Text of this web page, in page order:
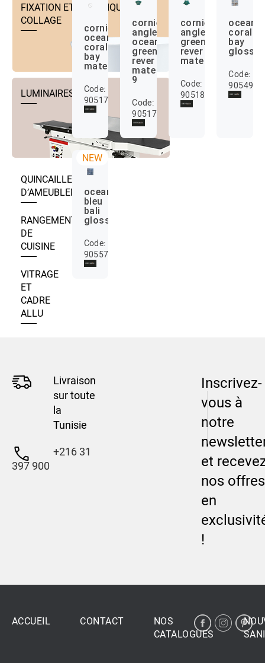
FIXATION ET TECHNIQUE DE
COLLAGE
LUMINAIRES
QUINCAILLERIE
D’AMEUBLEMENT
RANGEMENT
DE
CUISINE
VITRAGE
ET
CADRE
ALLU
corniere
ocean
coral
bay
mate
Code:
905170
corniere
angle
ocean
green
rever
mate
9
Code:
905177
corniere
angle
green
rever
mate
Code:
905180
ocean
coral
bay
glossy
Code:
905498
NEW
ocean
bleu
bali
glossy
Code:
905573
Livraison
sur toute
la
Tunisie
+216 31
397 900
Inscrivez-
vous à
notre
et
nos offres
en
!
ACCUEIL CONTACT
NOS
CATALOGUES